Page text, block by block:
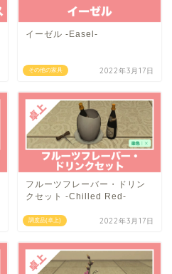
その他の家具
イーゼル -Easel-
2022年3月17日
調度品(卓上)
フルーツフレーバー・ドリン
クセット -Chilled Red-
2022年3月17日